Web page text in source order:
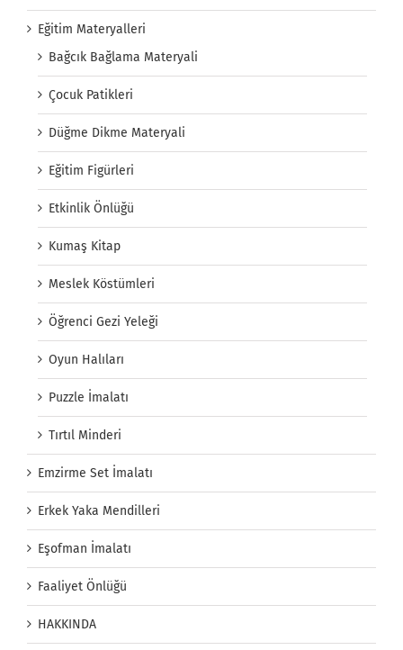
Eğitim Materyalleri
Bağcık Bağlama Materyali
Çocuk Patikleri
Düğme Dikme Materyali
Eğitim Figürleri
Etkinlik Önlüğü
Kumaş Kitap
Meslek Köstümleri
Öğrenci Gezi Yeleği
Oyun Halıları
Puzzle İmalatı
Tırtıl Minderi
Emzirme Set İmalatı
Erkek Yaka Mendilleri
Eşofman İmalatı
Faaliyet Önlüğü
HAKKINDA